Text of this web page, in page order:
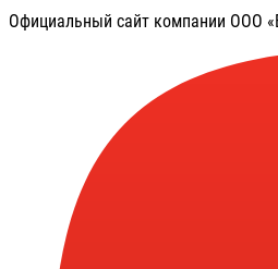
Официальный сайт компании ООО